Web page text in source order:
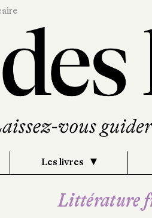
Les livres
Littérature